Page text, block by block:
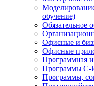
обучение)
Обязательное
Офисные и
Офисные
Программная
Программы C-
Программы,